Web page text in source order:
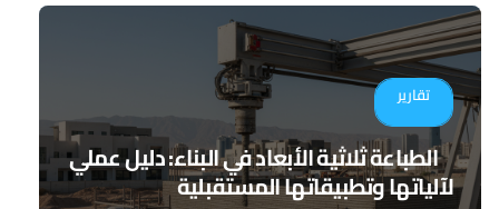
تقارير
الطباعة ثلاثية الأبعاد في البناء: دليل عملي
لآلياتها وتطبيقاتها المستقبلية